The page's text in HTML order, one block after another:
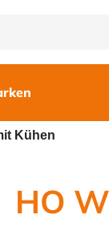
Kühen
HO